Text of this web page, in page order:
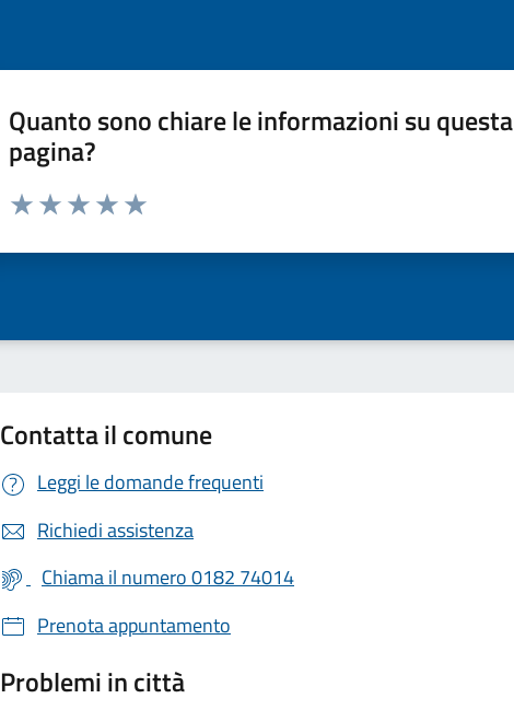
Quanto sono chiare le informazioni su questa
pagina?
Valuta da 1 a 5 stelle la pagina
Contatta il comune
Leggi le domande frequenti
Richiedi assistenza
Chiama il numero 0182 74014
Prenota appuntamento
Problemi in città